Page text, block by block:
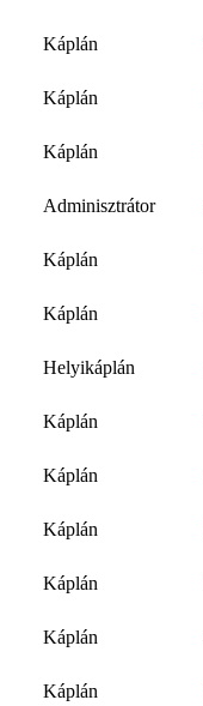
Káplán
Káplán
Káplán
Adminisztrátor
Káplán
Káplán
Helyikáplán
Káplán
Káplán
Káplán
Káplán
Káplán
Káplán